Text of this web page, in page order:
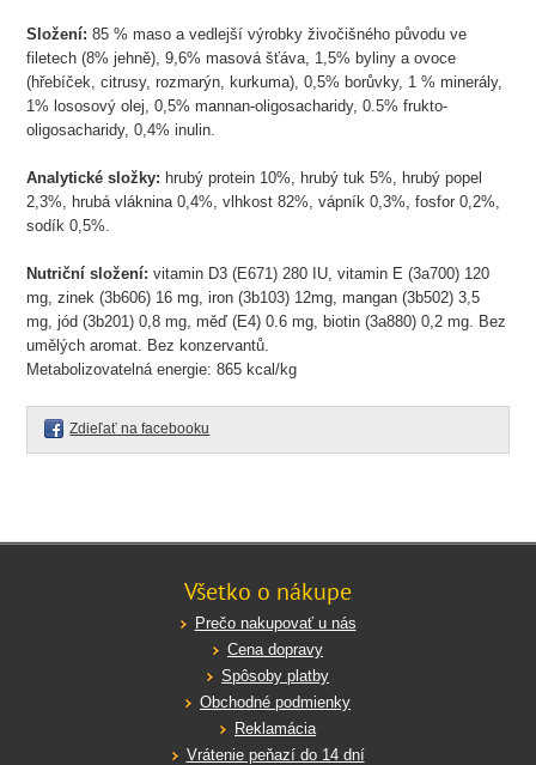
Složení: 85 % maso a vedlejší výrobky živočišného původu ve
filetech (8% jehně), 9,6% masová šťáva, 1,5% byliny a ovoce
(hřebíček, citrusy, rozmarýn, kurkuma), 0,5% borůvky, 1 % minerály,
1% lososový olej, 0,5% mannan-oligosacharidy, 0.5% frukto-
oligosacharidy, 0,4% inulin.
Analytické složky: hrubý protein 10%, hrubý tuk 5%, hrubý popel
2,3%, hrubá vláknina 0,4%, vlhkost 82%, vápník 0,3%, fosfor 0,2%,
sodík 0,5%.
Nutriční složení: vitamin D3 (E671) 280 IU, vitamin E (3a700) 120
mg, zinek (3b606) 16 mg, iron (3b103) 12mg, mangan (3b502) 3,5
mg, jód (3b201) 0,8 mg, měď (E4) 0.6 mg, biotin (3a880) 0,2 mg. Bez
umělých aromat. Bez konzervantů.
Metabolizovatelná energie: 865 kcal/kg
Zdieľať na facebooku
Všetko o nákupe
Prečo nakupovať u nás
Cena dopravy
Spôsoby platby
Obchodné podmienky
Reklamácia
Vrátenie peňazí do 14 dní